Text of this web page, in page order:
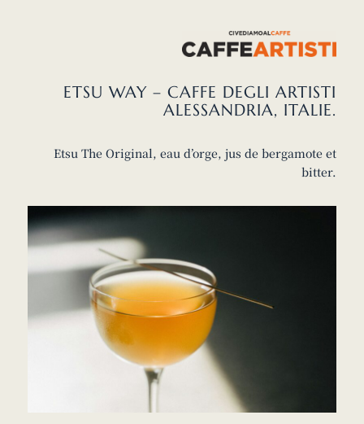
ETSU WAY – CAFFE DEGLI ARTISTI
ALESSANDRIA, ITALIE.
Etsu The Original, eau d’orge, jus de bergamote et
bitter.